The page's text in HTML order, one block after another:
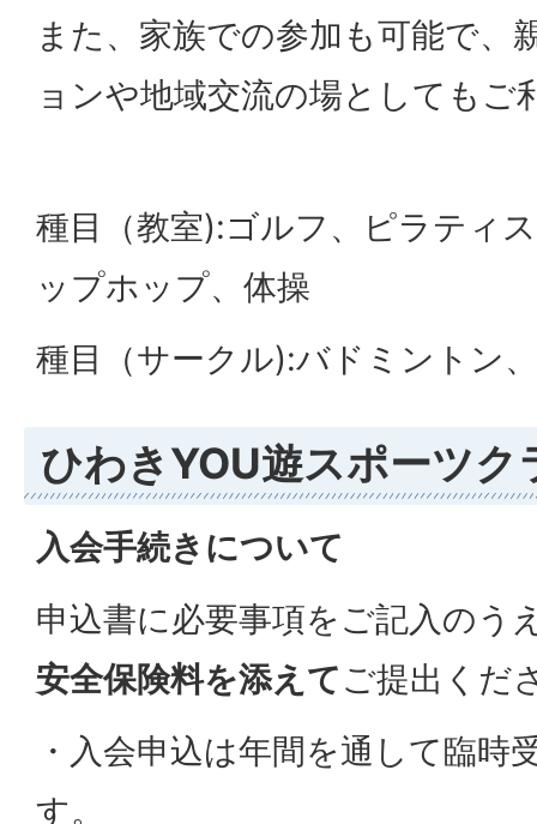
また、家族での参加も可能で、
ョンや地域交流の場としてもご
種目（教室):ゴルフ、ピラティ
ップホップ、体操
種目（サークル):バドミントン
ひわきYOU遊スポーツク
入会手続きについて
申込書に必要事項をご記入のう
安全保険料を添えてご提出くだ
・入会申込は年間を通して臨時
す。